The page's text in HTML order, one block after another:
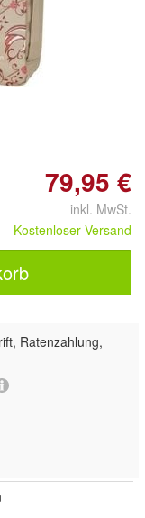
79,95 €
inkl. MwSt.
Kostenloser Versand
Ratenzahlung,